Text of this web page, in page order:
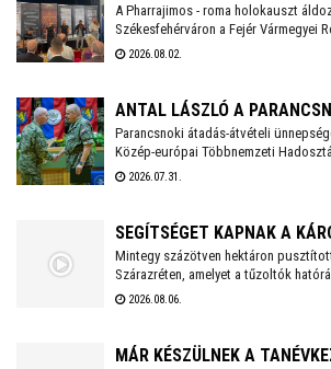
A Pharrajimos - roma holokauszt
Székesfehérváron a Fejér Vármegyei
Önkormányzat, ahova az egész
múlt fájdalmát a Romano Glaszo
2026.08.02.
ANTAL LÁSZLÓ A
Parancsnoki átadás-átvételi
Közép-európai Többnemzeti
MND-C) Székesfehérváron, amelynek
vezeti magyar parancsnok a
2026.07.31.
SEGÍTSÉGET KAPNAK A
Mintegy százötven hektáron
Szárazréten, amelyet a tűzoltók
fékeztek meg. Az önkormányzat
2026.08.06.
MÁR KÉSZÜLNEK A